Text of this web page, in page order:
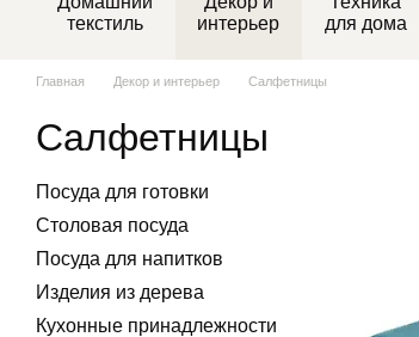
текстиль
интерьер
для дома
Главная Декор и интерьер Салфетницы
Салфетницы
Посуда для готовки
Столовая посуда
Посуда для напитков
Изделия из дерева
Кухонные принадлежности